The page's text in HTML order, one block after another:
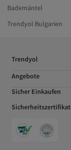
Bademäntel
Trendyol Bulgarien
Trendyol
Angebote
Sicher Einkaufen
Sicherheitszertifikat